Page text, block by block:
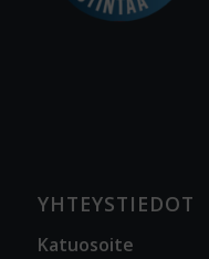
YHTEYSTIEDOT
Katuosoite